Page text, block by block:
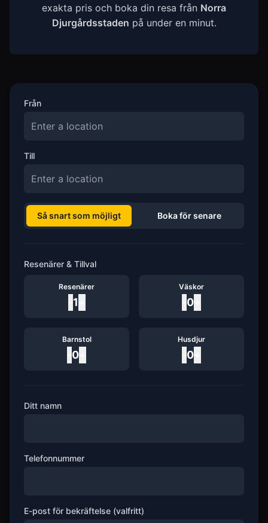
exakta pris och boka din resa från Norra
Djurgårdsstaden på under en minut.
Från
Till
Så snart som möjligt Boka för senare
Resenärer & Tillval
Resenärer
1
Väskor
0
Barnstol
0
Husdjur
0
Ditt namn
Telefonnummer
E-post för bekräftelse (valfritt)